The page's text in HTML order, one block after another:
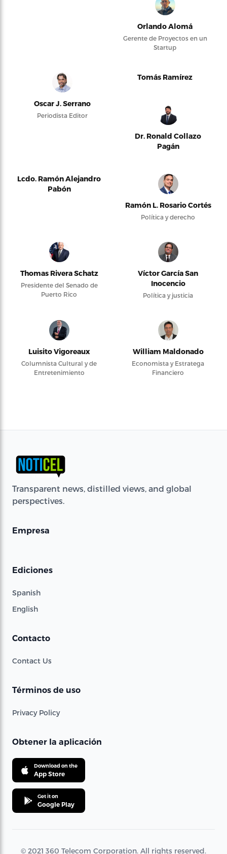
Orlando Alomá
Gerente de Proyectos en un
Startup
Oscar J. Serrano
Periodista Editor
Tomás Ramírez
Dr. Ronald Collazo
Pagán
Lcdo. Ramón Alejandro
Pabón
Ramón L. Rosario Cortés
Política y derecho
Thomas Rivera Schatz
Presidente del Senado de
Puerto Rico
Víctor García San
Inocencio
Política y justicia
Luisito Vigoreaux
Columnista Cultural y de
Entretenimiento
William Maldonado
Economista y Estratega
Financiero
Transparent news, distilled views, and global
perspectives.
Empresa
Ediciones
Spanish
English
Contacto
Contact Us
Términos de uso
Privacy Policy
Obtener la aplicación
Download on the
App Store
Get it on
Google Play
© 2021 360 Telecom Corporation. All rights reserved.